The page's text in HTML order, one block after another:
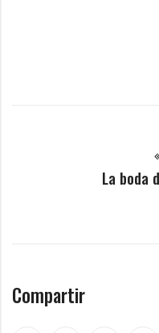
La boda
Compartir